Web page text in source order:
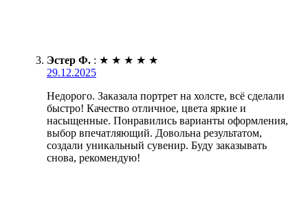
Эстер Ф. : ★ ★ ★ ★ ★
29.12.2025
Недорого. Заказала портрет на холсте, всё сделали
быстро! Качество отличное, цвета яркие и
насыщенные. Понравились варианты оформления,
выбор впечатляющий. Довольна результатом,
создали уникальный сувенир. Буду заказывать
снова, рекомендую!